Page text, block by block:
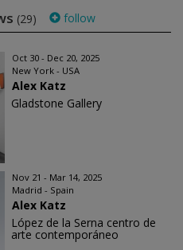
(29) follow
Oct 30 - Dec 20, 2025
New York - USA
Alex Katz
Gladstone Gallery
Nov 21 - Mar 14, 2025
Madrid - Spain
Alex Katz
López de la Serna centro de
arte contemporáneo